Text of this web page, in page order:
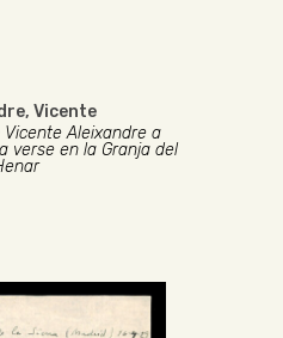
Vicente
Aleixandre a
verse en la Granja del